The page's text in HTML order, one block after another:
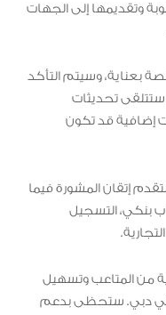
وتقديمها إلى الجهات
بعناية، وسيتم التأكد
ستتلقى تحديثات
إضافية قد تكون
إتقان المشورة فيما
بنكي، التسجيل
من المتاعب وتسهيل
في دبي. ستحظى بدعم